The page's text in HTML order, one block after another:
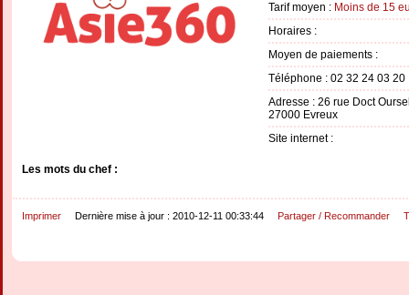
Tarif moyen : Moins de 15
Horaires :
Moyen de paiements :
Téléphone : 02 32 24 03 20
Adresse : 26 rue Doct
27000 Evreux
Site internet :
Les mots du chef :
Imprimer Dernière mise à jour : 2010-12-11 00:33:44 Partager / Recommander